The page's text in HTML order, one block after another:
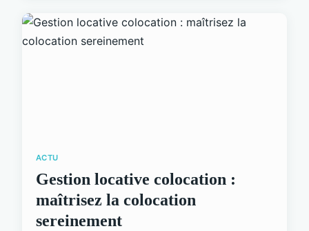
ACTU
Gestion locative colocation :
maîtrisez la colocation
sereinement